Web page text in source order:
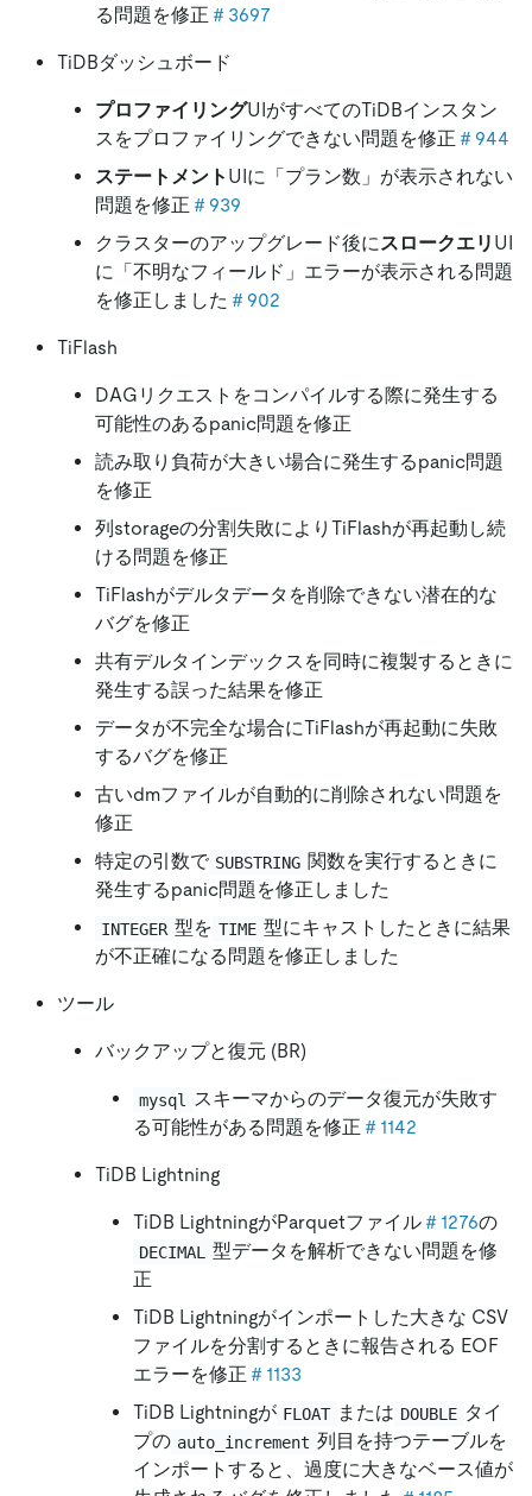
る問題を修正 ＃3697
TiDBダッシュボード
プロファイリングUIがすべてのTiDBインスタン
スをプロファイリングできない問題を修正 ＃944
ステートメント UIに「プラン数」が表示されない
問題を修正 ＃939
クラスターのアップグレード後にスロークエリ UI
に「不明なフィールド」エラーが表示される問題
を修正しました ＃902
TiFlash
DAGリクエストをコンパイルする際に発生する
可能性のあるpanic問題を修正
読み取り負荷が大きい場合に発生するpanic問題
を修正
列storageの分割失敗によりTiFlashが再起動し続
ける問題を修正
TiFlashがデルタデータを削除できない潜在的な
バグを修正
共有デルタインデックスを同時に複製するときに
発生する誤った結果を修正
データが不完全な場合にTiFlashが再起動に失敗
するバグを修正
古いdmファイルが自動的に削除されない問題を
修正
特定の引数で SUBSTRING 関数を実行するときに
発生するpanic問題を修正しました
INTEGER 型を TIME 型にキャストしたときに結果
が不正確になる問題を修正しました
ツール
バックアップと復元 (BR)
mysql
スキーマからのデータ復元が失敗す
る可能性がある問題を修正 ＃1142
TiDB Lightning
TiDB LightningがParquetファイル＃1276の
DECIMAL
型データを解析できない問題を修
正
TiDB Lightningがインポートした大きな CSV
ファイルを分割するときに報告される EOF
エラーを修正 ＃1133
TiDB Lightningが FLOAT または DOUBLE タイ
プの auto_increment 列目を持つテーブルを
インポートすると、過度に大きなベース値が